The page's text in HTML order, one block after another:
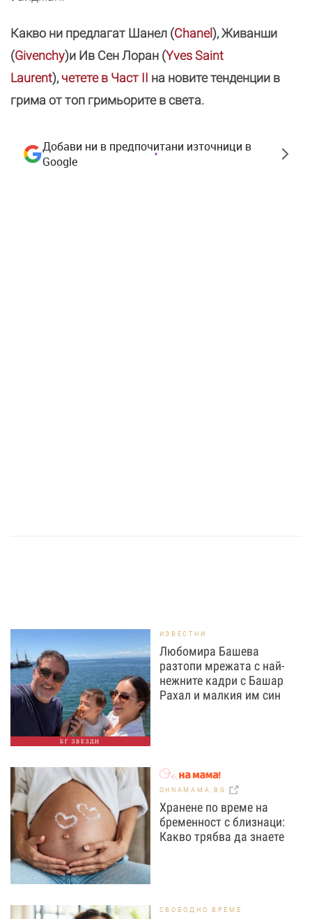
Какво ни предлагат Шанел (Chanel), Живанши
(Givenchy)и Ив Сен Лоран (Yves Saint
Laurent),четете в Част II на новите тенденции в
грима от топ гримьорите в света.
Добави ни в предпочитани източници в
Google
БГ ЗВЕЗДИ
ИЗВЕСТНИ
Любомира Башева
разтопи мрежата с най-
нежните кадри с Башар
Рахал и малкия им син
OHNAMAMA.BG
Хранене по време на
бременност с близнаци:
Какво трябва да знаете
СВОБОДНО ВРЕМЕ